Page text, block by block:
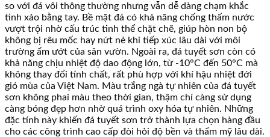
so với đá vôi thông thường nhưng vẫn dễ dàng chạm khắc
tinh xảo bằng tay. Bề mặt đá có khả năng chống thấm nước
vượt trội nhờ cấu trúc tinh thể chặt chẽ, giúp hòn non bộ
không bị rêu mốc hay nứt nẻ khi tiếp xúc lâu dài với môi
trường ẩm ướt của sân vườn. Ngoài ra, đá tuyết sơn còn có
khả năng chịu nhiệt độ dao động lớn, từ -10°C đến 50°C mà
không thay đổi tính chất, rất phù hợp với khí hậu nhiệt đới
gió mùa của Việt Nam. Màu trắng ngà tự nhiên của đá tuyết
sơn không phai màu theo thời gian, thậm chí càng sử dụng
càng bóng đẹp hơn nhờ quá trình oxy hóa tự nhiên. Những
đặc tính này khiến đá tuyết sơn trở thành lựa chọn hàng đầu
cho các công trình cao cấp đòi hỏi độ bền và thẩm mỹ lâu dài.